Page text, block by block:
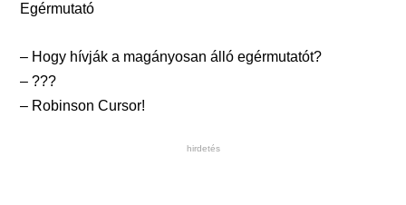
Egérmutató
– Hogy hívják a magányosan álló egérmutatót?
– ???
– Robinson Cursor!
hirdetés